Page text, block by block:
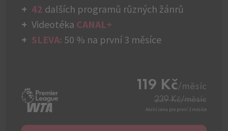
42 dalších programů různých žánrů
Videotéka CANAL+
SLEVA: 50 % na první 3 měsíce
119 Kč/měsíc
239 Kč/měsíc
Akční cena pro první 3 měsíce